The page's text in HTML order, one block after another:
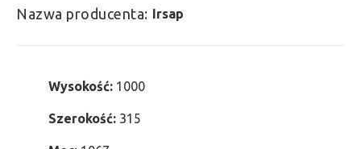
Nazwa producenta: Irsap
Wysokość: 1000
Szerokość: 315